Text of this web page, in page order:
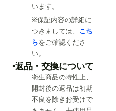
います。
※保証内容の詳細に
つきましては、 こち
らをご確認くださ
い。
▪️返品・交換について
衛生商品の特性上、
開封後の返品は初期
不良を除きお受けで